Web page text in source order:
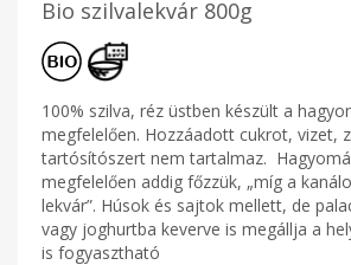
Bio szilvalekvár 800g
100% szilva, réz üstben készült a
megfelelően. Hozzáadott cukrot, vizet,
tartósítószert nem tartalmaz.
megfelelően addig főzzük, „míg a
lekvár”. Húsok és sajtok mellett, de
vagy joghurtba keverve is megállja a
is fogyasztható